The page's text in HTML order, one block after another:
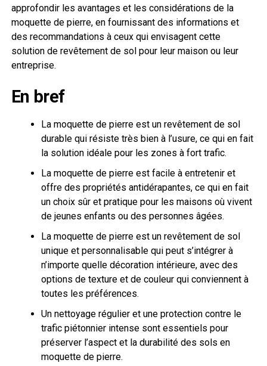
approfondir les avantages et les considérations de la
moquette de pierre, en fournissant des informations et
des recommandations à ceux qui envisagent cette
solution de revêtement de sol pour leur maison ou leur
entreprise.
En bref
La moquette de pierre est un revêtement de sol
durable qui résiste très bien à l’usure, ce qui en fait
la solution idéale pour les zones à fort trafic.
La moquette de pierre est facile à entretenir et
offre des propriétés antidérapantes, ce qui en fait
un choix sûr et pratique pour les maisons où vivent
de jeunes enfants ou des personnes âgées.
La moquette de pierre est un revêtement de sol
unique et personnalisable qui peut s’intégrer à
n’importe quelle décoration intérieure, avec des
options de texture et de couleur qui conviennent à
toutes les préférences.
Un nettoyage régulier et une protection contre le
trafic piétonnier intense sont essentiels pour
préserver l’aspect et la durabilité des sols en
moquette de pierre.